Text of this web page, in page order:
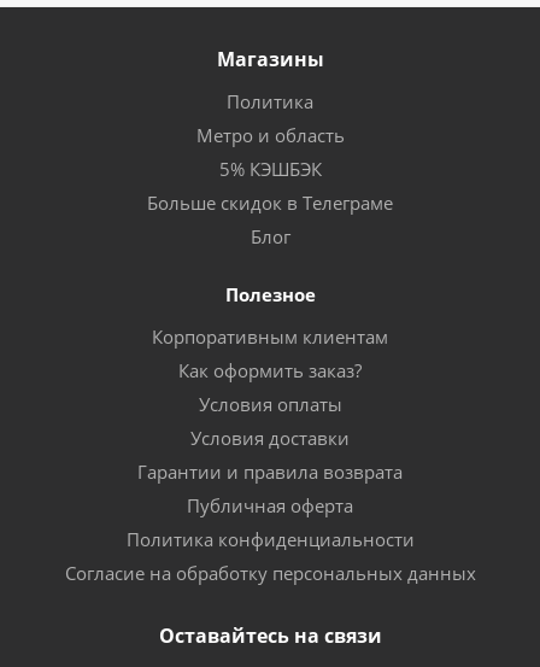
Магазины
Политика
Метро и область
5% КЭШБЭК
Больше скидок в Телеграме
Блог
Полезное
Корпоративным клиентам
Как оформить заказ?
Условия оплаты
Условия доставки
Гарантии и правила возврата
Публичная оферта
Политика конфиденциальности
Согласие на обработку персональных данных
Оставайтесь на связи